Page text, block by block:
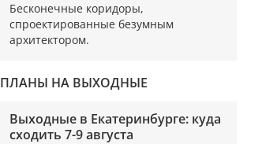
Бесконечные коридоры,
спроектированные безумным
архитектором.
ПЛАНЫ НА ВЫХОДНЫЕ
Выходные в Екатеринбурге: куда
сходить 7-9 августа